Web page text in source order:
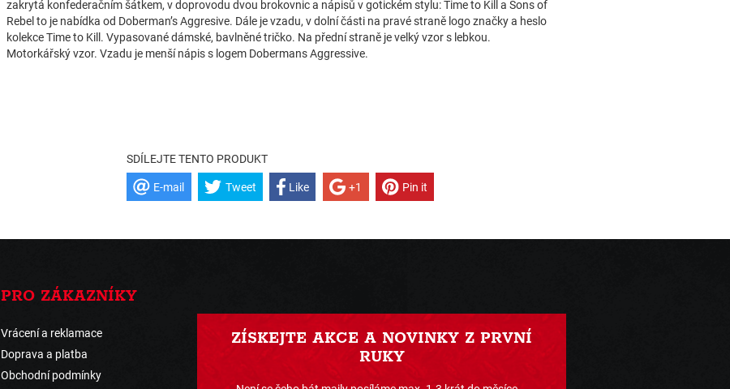
zakrytá konfederačním šátkem, v doprovodu dvou brokovnic a nápisů v gotickém stylu: Time to Kill a Sons of
Rebel to je nabídka od Doberman’s Aggresive. Dále je vzadu, v dolní části na pravé straně logo značky a heslo
kolekce Time to Kill. Vypasované dámské, bavlněné tričko. Na přední straně je velký vzor s lebkou.
Motorkářský vzor. Vzadu je menší nápis s logem Dobermans Aggressive.
SDÍLEJTE TENTO PRODUKT
E-mail Tweet Like +1 Pin it
PRO ZÁKAZNÍKY
Vrácení a reklamace
Doprava a platba
Obchodní podmínky
ZÍSKEJTE AKCE A NOVINKY Z PRVNÍ
RUKY